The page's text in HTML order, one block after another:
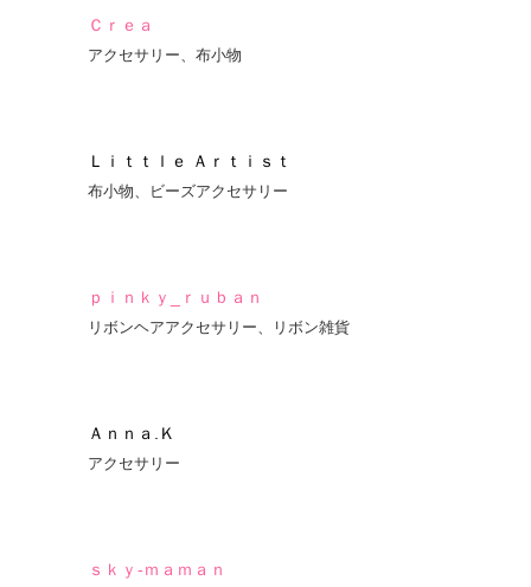
Ｃｒｅａ
アクセサリー、布小物
Ｌｉｔｔｌｅ Ａｒｔｉｓｔ
布小物、ビーズアクセサリー
ｐｉｎｋｙ_ｒｕｂａｎ
リボンヘアアクセサリー、リボン雑貨
Ａｎｎａ.Ｋ
アクセサリー
ｓｋｙ-ｍａｍａｎ